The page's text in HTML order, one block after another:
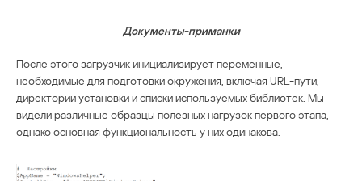
Документы-приманки
После этого загрузчик инициализирует переменные,
необходимые для подготовки окружения, включая URL-пути,
директории установки и списки используемых библиотек. Мы
видели различные образцы полезных нагрузок первого этапа,
однако основная функциональность у них одинакова.